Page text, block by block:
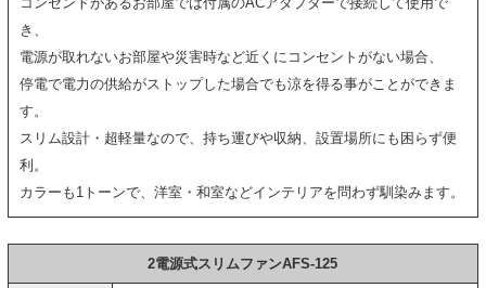
き、
電源が取れないお部屋や災害時など近くにコンセントがない場合、
停電で電力の供給がストップした場合でも涼を得る事がことができま
す。
スリム設計・超軽量なので、持ち運びや収納、設置場所にも困らず便
利。
カラーも1トーンで、洋室・和室などインテリアを問わず馴染みます。
2電源式スリムファンAFS-125